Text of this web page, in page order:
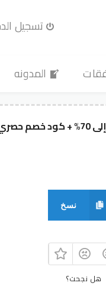
تسجيل
المدونه
نسخ
هل نجحت؟